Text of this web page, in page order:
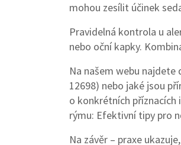
mohou zesílit účinek
Pravidelná kontrola u
nebo oční kapky.
Na našem webu
12698) nebo jaké jsou
o konkrétních příznacích
rýmu: Efektivní tipy pro
Na závěr – praxe